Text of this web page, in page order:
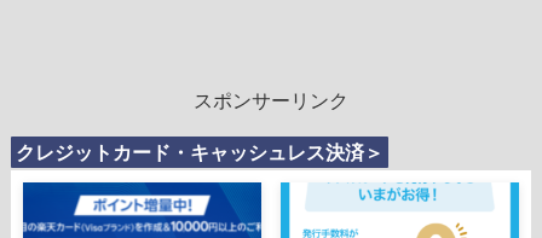
スポンサーリンク
クレジットカード・キャッシュレス決済＞